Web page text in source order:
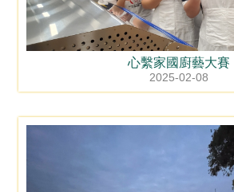
心繫家國廚藝大賽
2025-02-08